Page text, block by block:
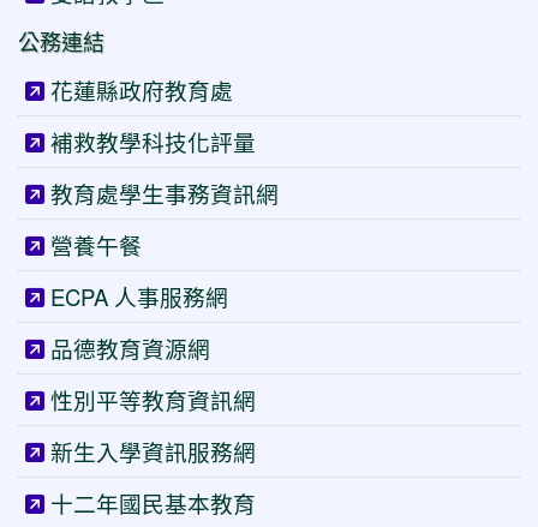
公務連結
花蓮縣政府教育處
補救教學科技化評量
教育處學生事務資訊網
營養午餐
ECPA 人事服務網
品德教育資源網
性別平等教育資訊網
新生入學資訊服務網
十二年國民基本教育